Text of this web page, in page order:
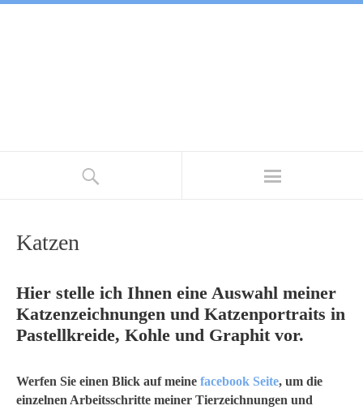
Katzen
Hier stelle ich Ihnen eine Auswahl meiner
Katzenzeichnungen und Katzenportraits in
Pastellkreide, Kohle und Graphit vor.
Werfen Sie einen Blick auf meine facebook Seite, um die
einzelnen Arbeitsschritte meiner Tierzeichnungen und